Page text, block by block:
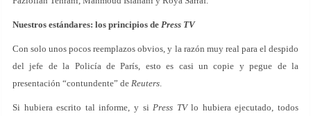
Nuestros estándares: los principios de Press TV
Con solo unos pocos reemplazos obvios, y la razón muy real para el despido
del jefe de la Policía de París, esto es casi un copie y pegue de la
presentación “contundente” de Reuters.
Si hubiera escrito tal informe, y siPress TVlo hubiera ejecutado, todos